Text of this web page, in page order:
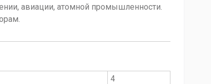
авиации, атомной промышленности.
4